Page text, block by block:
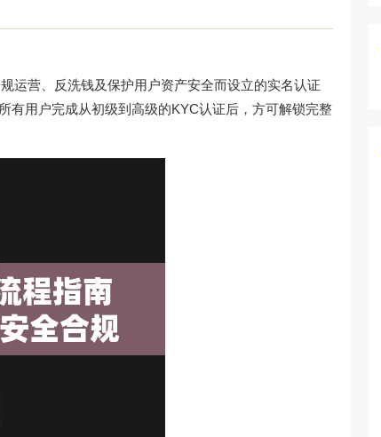
运营、反洗钱及保护用户资产安全而设立的实名认证
有用户完成从初级到高级的KYC认证后，方可解锁完整